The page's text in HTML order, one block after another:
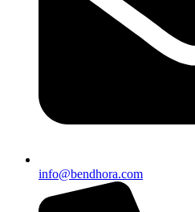
info@bendhora.com